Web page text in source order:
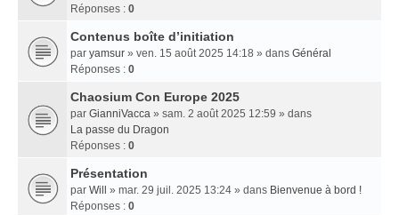
Réponses : 0
Contenus boîte d’initiation
par yamsur » ven. 15 août 2025 14:18 » dans Général
Réponses : 0
Chaosium Con Europe 2025
par GianniVacca » sam. 2 août 2025 12:59 » dans
La passe du Dragon
Réponses : 0
Présentation
par Will » mar. 29 juil. 2025 13:24 » dans Bienvenue à bord !
Réponses : 0